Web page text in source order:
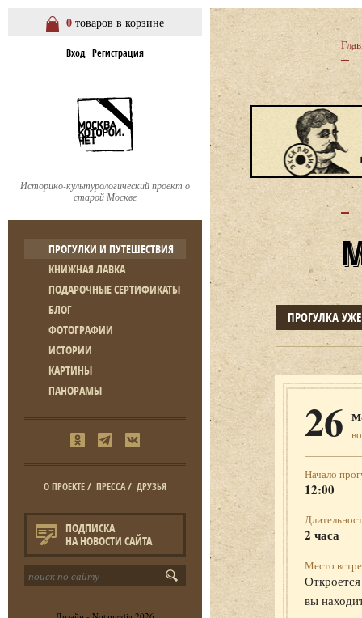
0 товаров в корзине
Вход Регистрация
Историко-культурологический проект о
старой Москве
ПРОГУЛКИ И ПУТЕШЕСТВИЯ
КНИЖНАЯ ЛАВКА
ПОДАРОЧНЫЕ СЕРТИФИКАТЫ
БЛОГ
ФОТОГРАФИИ
ИСТОРИИ
КАРТИНЫ
ПАНОРАМЫ
О ПРОЕКТЕ/ ПРЕССА/ ДРУЗЬЯ
ПОДПИСКА
НА НОВОСТИ САЙТА
Дизайн - Notamedia 2026
ПРОГУЛКА
26
Начало
12:00
2 часа
Место
вы